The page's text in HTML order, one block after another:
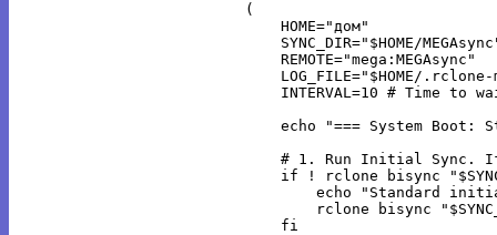
(
    HOME="дом"
SYNC_DIR="$HOME/
    REMOTE="mega:MEGAsync"
LOG_FILE="$HOME/
INTERVAL=10 # Time to
echo "=== System Boot:
# 1. Run Initial Sync.
if ! rclone bisync
echo "Standard
rclone bisync
    fi